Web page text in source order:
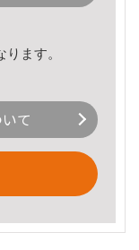
ます。
て